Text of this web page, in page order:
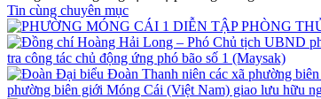
Tin cùng chuyên mục
tra công tác chủ động ứng phó bão số 1 (Maysak)
phường biên giới Móng Cái (Việt Nam) giao lưu hữu